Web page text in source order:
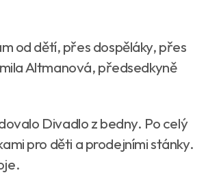
od dětí, přes dospěláky, přes
Altmanová, předsedkyně
Divadlo z bedny. Po celý
pro děti a prodejními stánky.